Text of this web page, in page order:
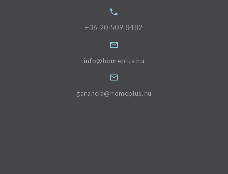
+36 20 509 8482
info@homeplus.hu
garancia@homeplus.hu